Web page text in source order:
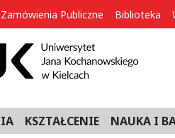
Zamówienia Publiczne Biblioteka
KSZTAŁCENIE NAUKA I